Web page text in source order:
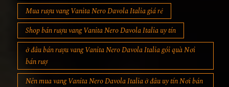
Mua rượu vang Vanita Nero Davola Italia giá rẻ
Shop bán rượu vang Vanita Nero Davola Italia uy tín
ở đâu bán rượu vang Vanita Nero Davola Italia gói quà Nơi
bán rượ
Nên mua vang Vanita Nero Davola Italia ở đâu uy tín Nơi bán